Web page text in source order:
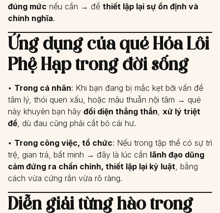
đúng mức nếu cần → để thiết lập lại sự ổn định và
chính nghĩa.
Ứng dụng của quẻ Hỏa Lôi
Phệ Hạp trong đời sống
• Trong cá nhân: Khi bạn đang bị mắc kẹt bởi vấn đề
tâm lý, thói quen xấu, hoặc mâu thuẫn nội tâm → quẻ
này khuyên bạn hãy đối diện thẳng thắn, xử lý triệt
để, dù đau cũng phải cắt bỏ cái hư.
• Trong công việc, tổ chức: Nếu trong tập thể có sự trì
trệ, gian trá, bất minh → đây là lúc cần lãnh đạo dũng
cảm đứng ra chấn chỉnh, thiết lập lại kỷ luật, bằng
cách vừa cứng rắn vừa rõ ràng.
Diễn giải từng hào trong